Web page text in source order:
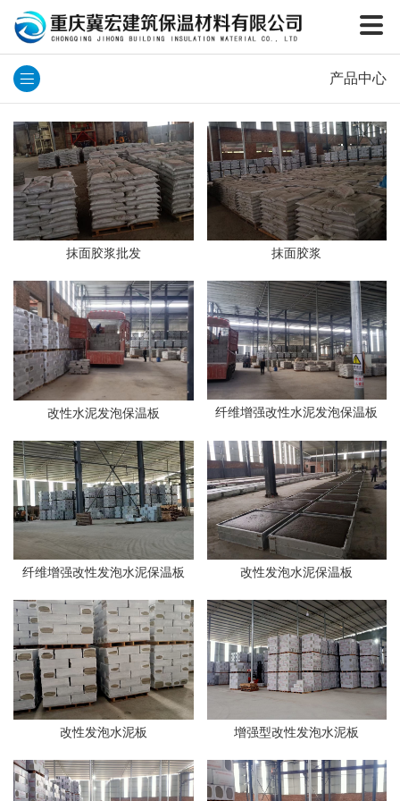
产品中心
抹面胶浆批发 抹面胶浆
改性水泥发泡保温板 纤维增强改性水泥发泡保温板
纤维增强改性发泡水泥保温板 改性发泡水泥保温板
改性发泡水泥板 增强型改性发泡水泥板